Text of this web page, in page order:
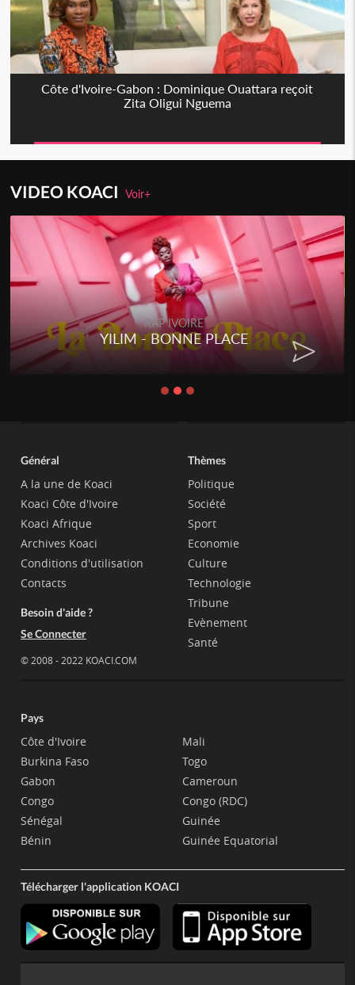
Côte d'Ivoire-Gabon : Dominique Ouattara reçoit
Zita Oligui Nguema
VIDEO KOACIVoir+
IVOIRE
PLACE
RAP
RENARD
Général
A la une de Koaci
Koaci Côte d'Ivoire
Koaci Afrique
Archives Koaci
Conditions d'utilisation
Contacts
Besoin d'aide ?
Se Connecter
© 2008 - 2022 KOACI.COM
Thèmes
Politique
Société
Sport
Economie
Culture
Technologie
Tribune
Evènement
Santé
Pays
Côte d'Ivoire
Burkina Faso
Gabon
Congo
Sénégal
Bénin
Mali
Togo
Cameroun
Congo (RDC)
Guinée
Guinée Equatorial
Télécharger l'application KOACI